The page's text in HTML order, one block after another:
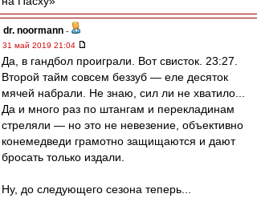
dr. noormann -
31 май 2019 21:04
Да, в гандбол проиграли. Вот свисток. 23:27.
Второй тайм совсем беззуб — еле десяток
мячей набрали. Не знаю, сил ли не хватило...
Да и много раз по штангам и перекладинам
стреляли — но это не невезение, объективно
конемедведи грамотно защищаются и дают
бросать только издали.
Ну, до следующего сезона теперь...